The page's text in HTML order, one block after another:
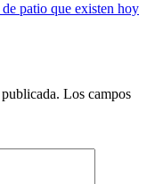
patio que existen hoy
Los campos